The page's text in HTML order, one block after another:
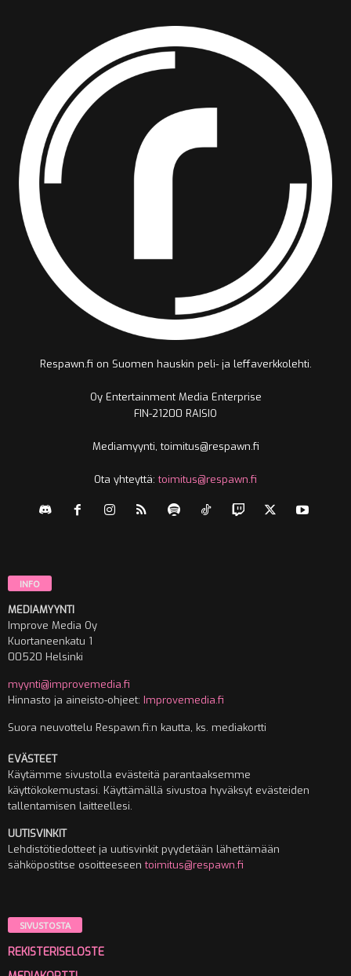
Respawn.fi on Suomen hauskin peli- ja leffaverkkolehti.
Oy Entertainment Media Enterprise
FIN-21200 RAISIO
Mediamyynti, toimitus@respawn.fi
Ota yhteyttä:toimitus@respawn.fi
INFO
MEDIAMYYNTI
Improve Media Oy
Kuortaneenkatu 1
00520 Helsinki
myynti@improvemedia.fi
Hinnasto ja aineisto-ohjeet: Improvemedia.fi
Suora neuvottelu Respawn.fi:n kautta, ks. mediakortti
EVÄSTEET
Käytämme sivustolla evästeitä parantaaksemme
käyttökokemustasi. Käyttämällä sivustoa hyväksyt evästeiden
tallentamisen laitteellesi.
UUTISVINKIT
Lehdistötiedotteet ja uutisvinkit pyydetään lähettämään
sähköpostitse osoitteeseentoimitus@respawn.fi
SIVUSTOSTA
REKISTERISELOSTE